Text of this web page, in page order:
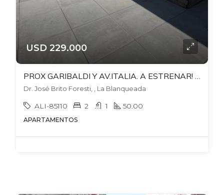
USD 229.000
Dr. José Brito Foresti, , La Blanqueada
ALI-85110 2 1 50.00
APARTAMENTOS